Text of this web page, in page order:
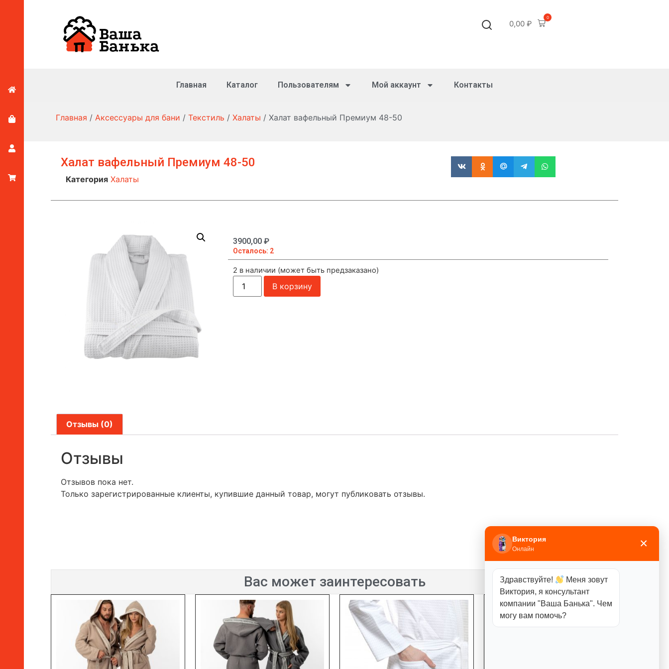
0,00 ₽
0
Главная Каталог Пользователям Мой аккаунт Контакты
Главная / Аксессуары для бани / Текстиль / Халаты / Халат вафельный Премиум 48-50
Халат вафельный Премиум 48-50
Категория Халаты
3900,00 ₽
Осталось: 2
2 в наличии (может быть предзаказано)
В корзину
Отзывы (0)
Отзывы
Отзывов пока нет.
Только зарегистрированные клиенты, купившие данный товар, могут публиковать отзывы.
Вас может заинтересовать
Виктория
Онлайн ×
Здравствуйте!
Меня зовут
Виктория, я консультант
компании "Ваша Банька". Чем
могу вам помочь?